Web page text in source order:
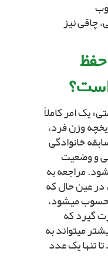
چاقى نیز
یک امر کاملاً
وزن فرد،
خانوادگى
و وضعیت
مراجعه به
عین حال که
مى‏شود،
گیرد که
مى‏تواند به
تنها یک عدد